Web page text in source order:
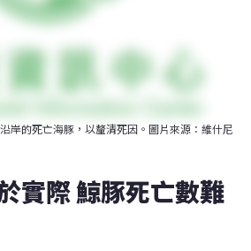
岸的死亡海豚，以釐清死因。圖片來源：維什尼
實際 鯨豚死亡數難